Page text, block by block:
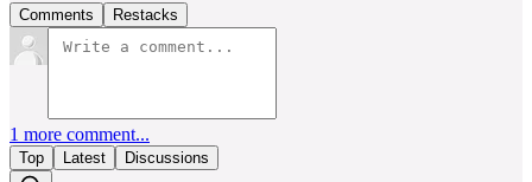
Comments Restacks
1 more comment...
Top Latest Discussions